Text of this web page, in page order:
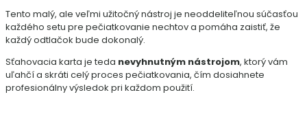
Tento malý, ale veľmi užitočný nástroj je neoddeliteľnou súčasťou
každého setu pre pečiatkovanie nechtov a pomáha zaistiť, že
každý odtlačok bude dokonalý.
Sťahovacia karta je teda nevyhnutným nástrojom, ktorý vám
uľahčí a skráti celý proces pečiatkovania, čím dosiahnete
profesionálny výsledok pri každom použití.